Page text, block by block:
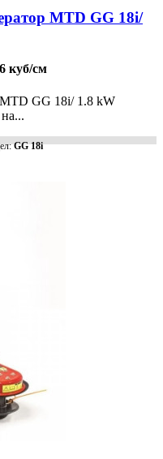
MTD GG 18i/
куб/см
GG 18i/ 1.8 kW
GG 18i